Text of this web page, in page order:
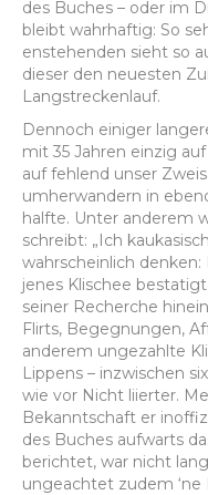
des Buches – oder im
bleibt wahrhaftig: So
enstehenden sieht so
dieser den neuesten
Langstreckenlauf.
Dennoch einiger
mit 35 Jahren einzig
auf fehlend unser
umherwandern in
halfte. Unter anderem
schreibt: „Ich
wahrscheinlich denken:
jenes Klischee
seiner Recherche
Flirts, Begegnungen,
anderem ungezahlte
Lippens – inzwischen
wie vor Nicht liierter.
Bekanntschaft er
des Buches aufwarts
berichtet, war nicht
ungeachtet zudem ‘ne